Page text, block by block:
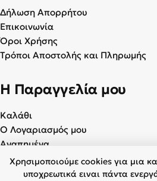
Δήλωση Απορρήτου
Επικοινωνία
Όροι Χρήσης
Τρόποι Αποστολής και Πληρωμής
Η Παραγγελία μου
Καλάθι
Ο Λογαριασμός μου
Αγαπημένα
Χρησιμοποιούμε cookies για μια
υποχρεωτικά ειναι πάντα